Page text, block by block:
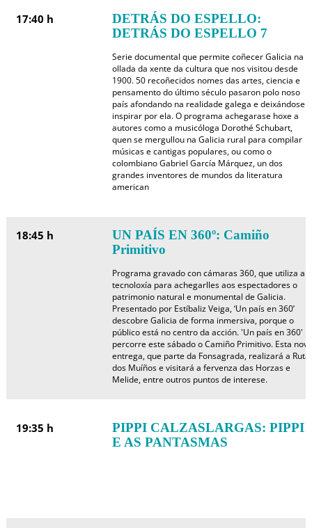
17:40 h
DETRÁS DO ESPELLO:
DETRÁS DO ESPELLO 7
Serie documental que permite coñecer Galicia na
ollada da xente da cultura que nos visitou desde
1900. 50 recoñecidos nomes das artes, ciencia e
pensamento do último século pasaron polo noso
país afondando na realidade galega e deixándose
inspirar por ela. O programa achegarase hoxe a
autores como a musicóloga Dorothé Schubart,
quen se mergullou na Galicia rural para compilar
músicas e cantigas populares, ou como o
colombiano Gabriel García Márquez, un dos
grandes inventores de mundos da literatura
american
18:45 h
UN PAÍS EN 360º: Camiño
Primitivo
Programa gravado con cámaras 360, que utiliza a
tecnoloxía para achegarlles aos espectadores o
patrimonio natural e monumental de Galicia.
Presentado por Estíbaliz Veiga, ‘Un país en 360’
descobre Galicia de forma inmersiva, porque o
público está no centro da acción. 'Un país en 360'
percorre este sábado o Camiño Primitivo. Esta nova
entrega, que parte da Fonsagrada, realizará a Ruta
dos Muíños e visitará a fervenza das Horzas e
Melide, entre outros puntos de interese.
19:35 h
PIPPI CALZASLARGAS: PIPPI
E AS PANTASMAS